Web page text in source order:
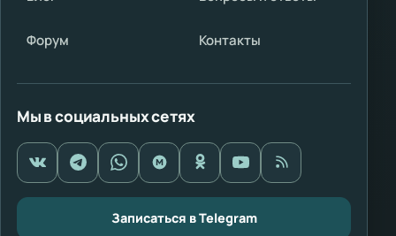
Форум Контакты
Мы в социальных сетях
Записаться в Telegram